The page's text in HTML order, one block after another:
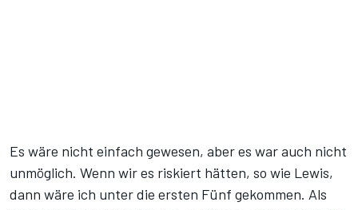
Es wäre nicht einfach gewesen, aber es war auch nicht
unmöglich. Wenn wir es riskiert hätten, so wie Lewis,
dann wäre ich unter die ersten Fünf gekommen. Als